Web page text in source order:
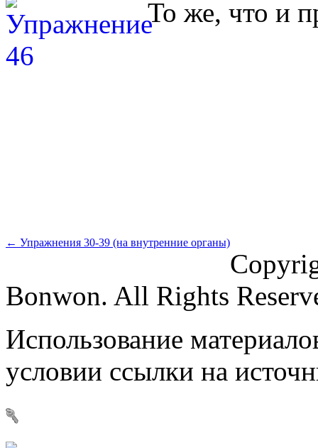
То же, что и
← Упражнения 30-39 (на внутренние органы)
Bonwon. All Rights
Использование
условии ссылки на